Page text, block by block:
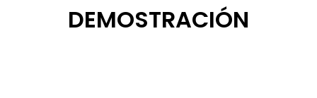
DEMOSTRACIÓN